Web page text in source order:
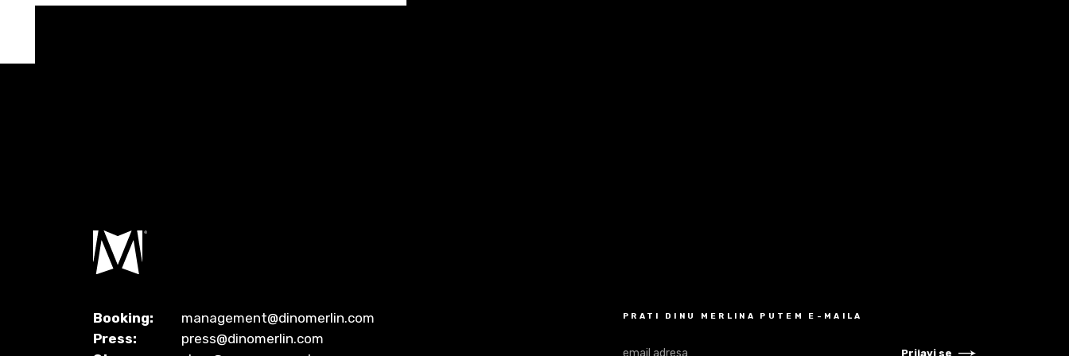
Booking:
management@dinomerlin.com
Press:
press@dinomerlin.com
PRATI DINU MERLINA PUTEM E-MAILA
Prijavi se